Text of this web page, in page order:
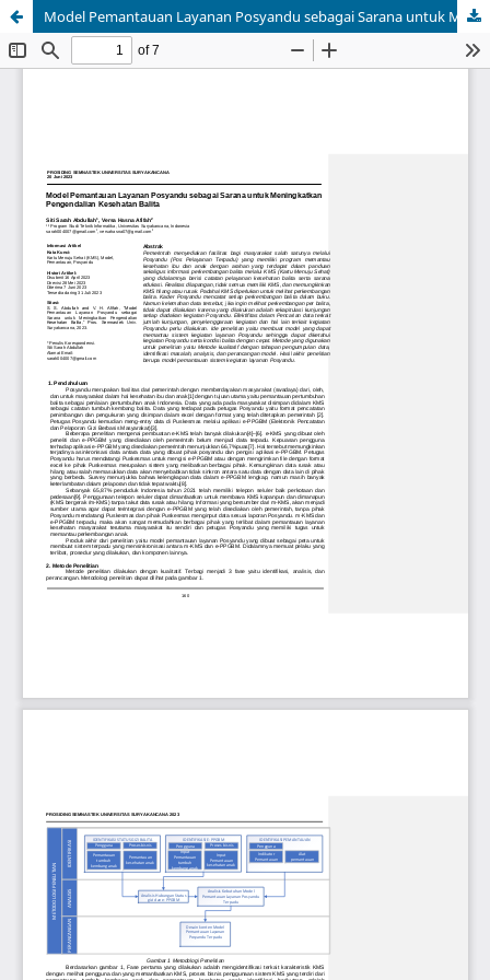
Model Pemantauan Layanan Posyandu sebagai Sarana untuk Meningkatkan Pengendalian Kesehatan Balita